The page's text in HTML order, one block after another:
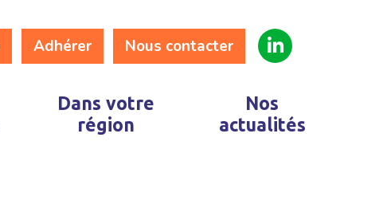
Adhérer Nous contacter
Dans votre
région
Nos
actualités